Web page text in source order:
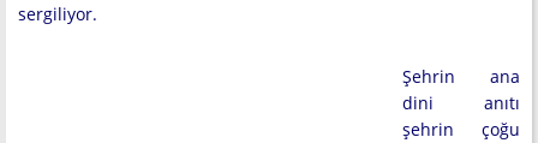
sergiliyor.
Şehrin ana
dini anıtı
şehrin çoğu